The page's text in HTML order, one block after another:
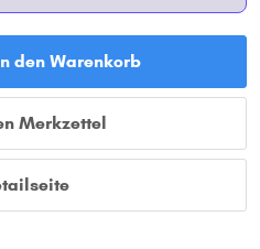
den Warenkorb
Merkzettel